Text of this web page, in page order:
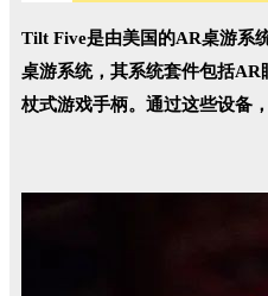
Tilt Five是由美国的AR桌游系
桌游系统，其系统套件包括
杖式游戏手柄。 通过这些设备